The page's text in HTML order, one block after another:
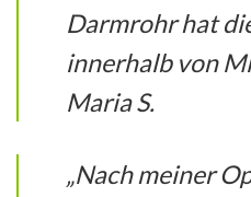
Darmrohr hat
innerhalb von
Maria S.
„Nach meiner